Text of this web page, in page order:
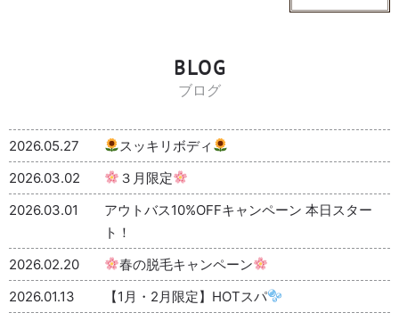
BLOG
ブログ
2026.05.27
スッキリボディ
2026.03.02
３月限定
2026.03.01
アウトバス10%OFFキャンペーン 本日スター
ト！
2026.02.20
春の脱毛キャンペーン
2026.01.13
【1月・2月限定】HOTスパ